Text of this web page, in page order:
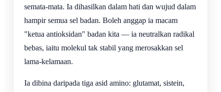
semata-mata. Ia dihasilkan dalam hati dan wujud dalam
hampir semua sel badan. Boleh anggap ia macam
"ketua antioksidan" badan kita — ia neutralkan radikal
bebas, iaitu molekul tak stabil yang merosakkan sel
lama-kelamaan.
Ia dibina daripada tiga asid amino: glutamat, sistein,